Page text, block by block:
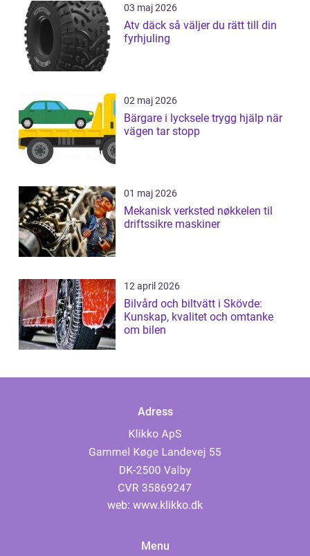
03 maj 2026
Atv däck så väljer du rätt till din
fyrhjuling
02 maj 2026
Bärgare i lycksele trygg hjälp när
vägen tar stopp
01 maj 2026
Mekanisk verksted nøkkelen til
driftssikre maskiner
12 april 2026
Bilvård och biltvätt i Skövde:
Kunskap, kvalitet och omtanke
om bilen
Adress
web: www.klikko.dk
Menu